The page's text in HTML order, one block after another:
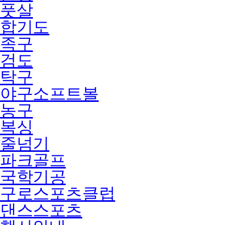
풋살
합기도
족구
검도
탁구
야구소프트볼
농구
복싱
줄넘기
파크골프
국학기공
구로스포츠클럽
댄스스포츠